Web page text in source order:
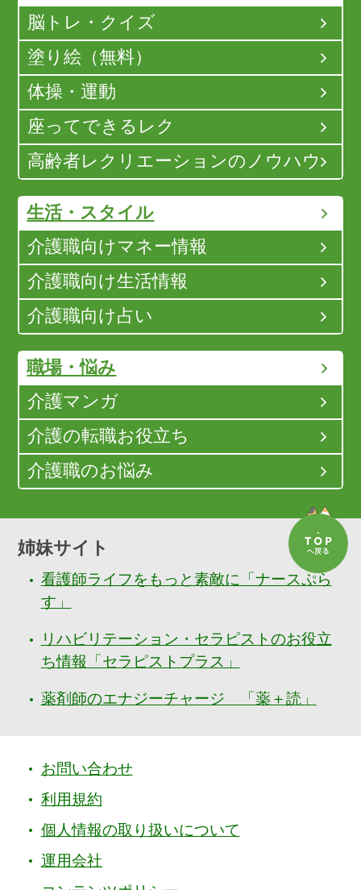
脳トレ・クイズ
塗り絵（無料）
体操・運動
座ってできるレク
高齢者レクリエーションのノウハウ
生活・スタイル
介護職向けマネー情報
介護職向け生活情報
介護職向け占い
職場・悩み
介護マンガ
介護の転職お役立ち
介護職のお悩み
姉妹サイト
看護師ライフをもっと素敵に「ナースぷら
す」
リハビリテーション・セラピストのお役立
ち情報「セラピストプラス」
薬剤師のエナジーチャージ 「薬＋読」
お問い合わせ
利用規約
個人情報の取り扱いについて
運用会社